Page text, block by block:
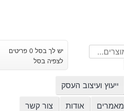
יש לך בסל 0 פריטים
לצפיה בסל
ייעוץ ועיצוב העסק
מאמרים אודות צור קשר